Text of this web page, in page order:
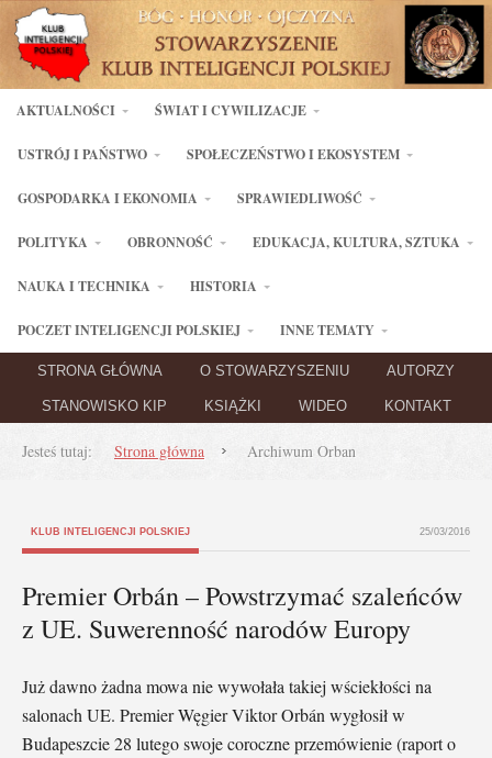
AKTUALNOŚCI ŚWIAT I CYWILIZACJE
USTRÓJ I PAŃSTWO SPOŁECZEŃSTWO I EKOSYSTEM
GOSPODARKA I EKONOMIA SPRAWIEDLIWOŚĆ
POLITYKA OBRONNOŚĆ EDUKACJA, KULTURA, SZTUKA
NAUKA I TECHNIKA HISTORIA
POCZET INTELIGENCJI POLSKIEJ INNE TEMATY
STRONA GŁÓWNA O STOWARZYSZENIU AUTORZY
STANOWISKO KIP KSIĄŻKI WIDEO KONTAKT
Jesteś tutaj: Strona główna Archiwum Orban
KLUB INTELIGENCJI POLSKIEJ 25/03/2016
Premier Orbán – Powstrzymać szaleńców
z UE. Suwerenność narodów Europy
Już dawno żadna mowa nie wywołała takiej wściekłości na
salonach UE. Premier Węgier Viktor Orbán wygłosił w
Budapeszcie 28 lutego swoje coroczne przemówienie (raport o